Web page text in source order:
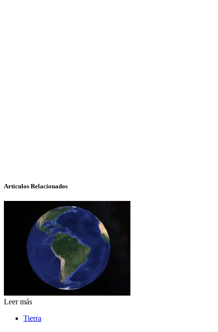
Artículos Relacionados
Leer más
Tierra